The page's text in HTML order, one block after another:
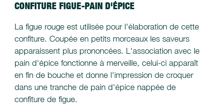
CONFITURE FIGUE-PAIN D'ÉPICE
La figue rouge est utilisée pour l'élaboration de cette
confiture. Coupée en petits morceaux les saveurs
apparaissent plus prononcées. L'association avec le
pain d'épice fonctionne à merveille, celui-ci apparaît
en fin de bouche et donne l'impression de croquer
dans une tranche de pain d'épice nappée de
confiture de figue.